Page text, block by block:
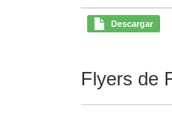
Descargar
Flyers de